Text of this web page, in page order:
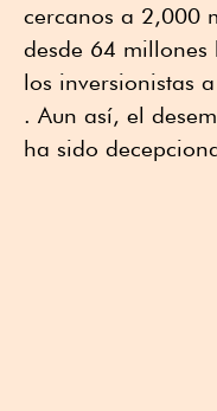
cercanos a 2,000
desde 64 millones
los inversionistas
. Aun así, el
ha sido